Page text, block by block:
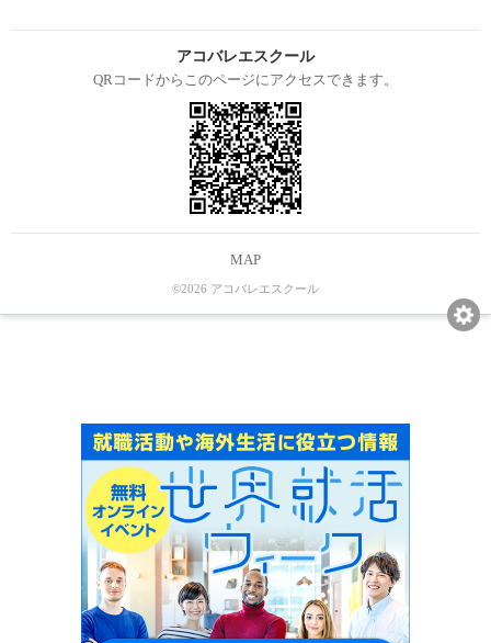
アコバレエスクール
QRコードからこのページにアクセスできます。
MAP
©2026 アコバレエスクール